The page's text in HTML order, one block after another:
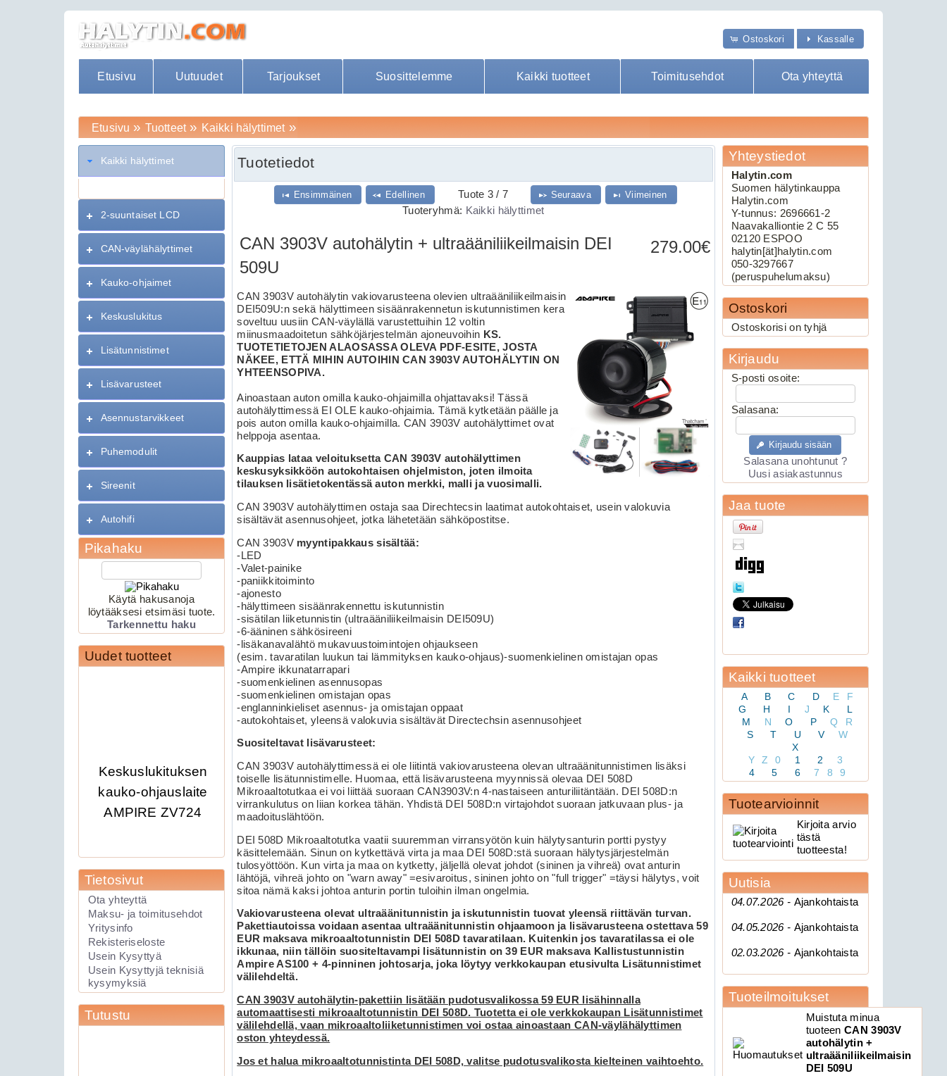
Ostoskori Kassalle
Etusivu Uutuudet Tarjoukset Suosittelemme Kaikki tuotteet Toimitusehdot Ota yhteyttä
Etusivu » Tuotteet» Kaikki hälyttimet»
Tuotetiedot
Ensimmäinen Edellinen Tuote 3 / 7 Seuraava Viimeinen
Tuoteryhmä: Kaikki hälyttimet
279.00€
CAN 3903V autohälytin + ultraääniliikeilmaisin DEI
509U
CAN 3903V autohälytin vakiovarusteena olevien ultraääniliikeilmaisin
DEI509U:n sekä hälyttimeen sisäänrakennetun iskutunnistimen kera
soveltuu uusiin CAN-väylällä varustettuihin 12 voltin
miinusmaadoitetun sähköjärjestelmän ajoneuvoihin KS.
TUOTETIETOJEN ALAOSASSA OLEVA PDF-ESITE, JOSTA
NÄKEE, ETTÄ MIHIN AUTOIHIN CAN 3903V AUTOHÄLYTIN ON
YHTEENSOPIVA.
Ainoastaan auton omilla kauko-ohjaimilla ohjattavaksi! Tässä
autohälyttimessä EI OLE kauko-ohjaimia. Tämä kytketään päälle ja
pois auton omilla kauko-ohjaimilla. CAN 3903V autohälyttimet ovat
helppoja asentaa.
Kauppias lataa veloituksetta CAN 3903V autohälyttimen
keskusyksikköön autokohtaisen ohjelmiston, joten ilmoita
tilauksen lisätietokentässä auton merkki, malli ja vuosimalli.
CAN 3903V autohälyttimen ostaja saa Direchtecsin laatimat autokohtaiset, usein valokuvia
sisältävät asennusohjeet, jotka lähetetään sähköpostitse.
CAN 3903Vmyyntipakkaus sisältää:
-LED
-Valet-painike
-paniikkitoiminto
-ajonesto
-hälyttimeen sisäänrakennettu iskutunnistin
-sisätilan liiketunnistin (ultraääniliikeilmaisin DEI509U)
-6-ääninen sähkösireeni
-lisäkanavalähtö mukavuustoimintojen ohjaukseen
(esim. tavaratilan luukun tai lämmityksen kauko-ohjaus)-suomenkielinen omistajan opas
-Ampire ikkunatarrapari
-suomenkielinen asennusopas
-suomenkielinen omistajan opas
-englanninkieliset asennus- ja omistajan oppaat
-autokohtaiset, yleensä valokuvia sisältävät Directechsin asennusohjeet
Suositeltavat lisävarusteet:
CAN 3903V autohälyttimessä ei ole liitintä vakiovarusteena olevan ultraäänitunnistimen lisäksi
toiselle lisätunnistimelle. Huomaa, että lisävarusteena myynnissä olevaa DEI 508D
Mikroaaltotutkaa ei voi liittää suoraan CAN3903V:n 4-nastaiseen anturiliitäntään. DEI 508D:n
virrankulutus on liian korkea tähän. Yhdistä DEI 508D:n virtajohdot suoraan jatkuvaan plus- ja
maadoituslähtöön.
DEI 508D Mikroaaltotutka vaatii suuremman virransyötön kuin hälytysanturin portti pystyy
käsittelemään. Sinun on kytkettävä virta ja maa DEI 508D:stä suoraan hälytysjärjestelmän
tulosyöttöön. Kun virta ja maa on kytketty, jäljellä olevat johdot (sininen ja vihreä) ovat anturin
lähtöjä, vihreä johto on "warn away" =esivaroitus, sininen johto on "full trigger" =täysi hälytys, voit
sitoa nämä kaksi johtoa anturin portin tuloihin ilman ongelmia.
Vakiovarusteena olevat ultraäänitunnistin ja iskutunnistin tuovat yleensä riittävän turvan.
Pakettiautoissa voidaan asentaa ultraäänitunnistin ohjaamoon ja lisävarusteena ostettava 59
EUR maksava mikroaaltotunnistin DEI 508D tavaratilaan. Kuitenkin jos tavaratilassa ei ole
ikkunaa, niin tällöin suositeltavampi lisätunnistin on 39 EUR maksava Kallistustunnistin
Ampire AS100 + 4-pinninen johtosarja, joka löytyy verkkokaupan etusivulta Lisätunnistimet
välilehdeltä.
CAN 3903V autohälytin-pakettiin lisätään pudotusvalikossa 59 EUR lisähinnalla
automaattisesti mikroaaltotunnistin DEI 508D. Tuotetta ei ole verkkokaupan Lisätunnistimet
välilehdellä, vaan mikroaaltoliiketunnistimen voi ostaa ainoastaan CAN-väylähälyttimen
oston yhteydessä.
Jos et halua mikroaaltotunnistinta DEI 508D, valitse pudotusvalikosta kielteinen vaihtoehto.
Kaikki hälyttimet
2-suuntaiset LCD
CAN-väylähälyttimet
Kauko-ohjaimet
Keskuslukitus
Lisätunnistimet
Lisävarusteet
Asennustarvikkeet
Puhemodulit
Sireenit
Autohifi
Pikahaku
Käytä hakusanoja
löytääksesi etsimäsi tuote.
Tarkennettu haku
Uudet tuotteet
Keskuslukituksen
kauko-ohjauslaite
AMPIRE ZV724
89.00€
Laite soveltuu KAIKK...
Keskuslukituksen
Tietosivut
Ota yhteyttä
Maksu- ja toimitusehdot
Yritysinfo
Rekisteriseloste
Usein Kysyttyä
Usein Kysyttyjä teknisiä
kysymyksiä
Tutustu
Yhteystiedot
Halytin.com
Suomen hälytinkauppa
Halytin.com
Y-tunnus: 2696661-2
Naavakalliontie 2 C 55
02120 ESPOO
halytin[ät]halytin.com
050-3297667
(peruspuhelumaksu)
Ostoskori
Ostoskorisi on tyhjä
Kirjaudu
S-posti osoite:
Salasana:
Kirjaudu sisään
Salasana unohtunut ?
Uusi asiakastunnus
Jaa tuote
Kaikki tuotteet
A B C D E
F
G
H I J K
L
M
N O P Q
R
S
T U V
W
X
Y
Z 0 1 2
3
4
5 6 7 8 9
Tuotearvioinnit
Kirjoita arvio
tästä
tuotteesta!
Uutisia
04.07.2026 - Ajankohtaista
04.05.2026 - Ajankohtaista
02.03.2026 - Ajankohtaista
Tuoteilmoitukset
Muistuta minua
tuoteenCAN 3903V
autohälytin +
ultraääniliikeilmaisin
DEI 509U